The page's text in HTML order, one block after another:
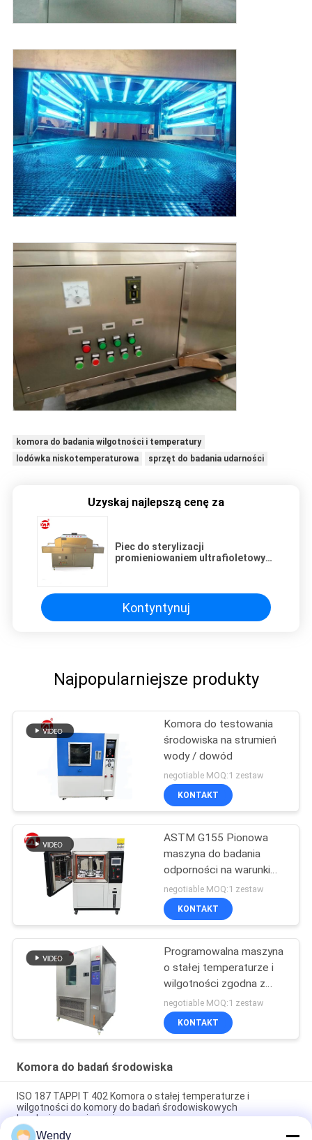
komora do badania wilgotności i temperatury
lodówka niskotemperaturowa
sprzęt do badania udarności
Uzyskaj najlepszą cenę za
Piec do sterylizacji
promieniowaniem ultrafioletowym
Kontyntynuj
Najpopularniejsze produkty
Komora do testowania
środowiska na strumień
wody / dowód
negotiable MOQ:1 zestaw
KONTAKT
ASTM G155 Pionowa
maszyna do badania
odporności na warunki
atmosferyczne z lampą
ksenonową
negotiable MOQ:1 zestaw
KONTAKT
Programowalna maszyna
o stałej temperaturze i
wilgotności zgodna z
IEC68-2
negotiable MOQ:1 zestaw
KONTAKT
Komora do badań środowiska
ISO 187 TAPPI T 402 Komora o stałej temperaturze i
wilgotności do komory do badań środowiskowych
kondycjonowania papieru
Wendy